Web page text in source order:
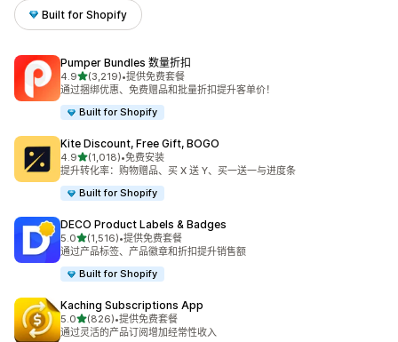
Built for Shopify
Pumper Bundles 数量折扣
4.9星（满分 5 星）
(3,219)
总共 3219 条评论
•提供免费套餐
通过捆绑优惠、免费赠品和批量折扣提升客单价！
Built for Shopify
Kite Discount, Free Gift, BOGO
4.9星（满分 5 星）
(1,018)
总共 1018 条评论
•免费安装
提升转化率：购物赠品、买 X 送 Y、买一送一与进度条
Built for Shopify
DECO Product Labels & Badges
5.0星（满分 5 星）
(1,516)
总共 1516 条评论
•提供免费套餐
通过产品标签、产品徽章和折扣提升销售额
Built for Shopify
Kaching Subscriptions App
5.0星（满分 5 星）
(826)
总共 826 条评论
•提供免费套餐
通过灵活的产品订阅增加经常性收入